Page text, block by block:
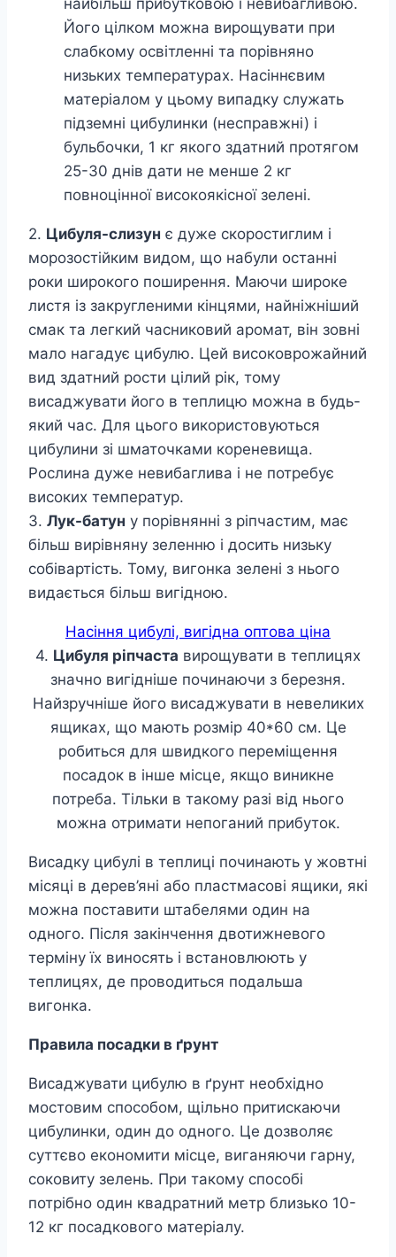
Його цілком можна вирощувати при
слабкому освітленні та порівняно
низьких температурах. Насіннєвим
матеріалом у цьому випадку служать
підземні цибулинки (несправжні) і
бульбочки, 1 кг якого здатний протягом
25-30 днів дати не менше 2 кг
повноцінної високоякісної зелені.
2. Цибуля-слизун є дуже скоростиглим і
морозостійким видом, що набули останні
роки широкого поширення. Маючи широке
листя із закругленими кінцями, найніжніший
смак та легкий часниковий аромат, він зовні
мало нагадує цибулю. Цей високоврожайний
вид здатний рости цілий рік, тому
висаджувати його в теплицю можна в будь-
який час. Для цього використовуються
цибулини зі шматочками кореневища.
Рослина дуже невибаглива і не потребує
високих температур.
3. Лук-батун у порівнянні з ріпчастим, має
більш вирівняну зеленню і досить низьку
собівартість. Тому, вигонка зелені з нього
видається більш вигідною.
Насіння цибулі, вигідна оптова ціна
4. Цибуля ріпчаста вирощувати в теплицях
значно вигідніше починаючи з березня.
Найзручніше його висаджувати в невеликих
ящиках, що мають розмір 40*60 см. Це
робиться для швидкого переміщення
посадок в інше місце, якщо виникне
потреба. Тільки в такому разі від нього
можна отримати непоганий прибуток.
Висадку цибулі в теплиці починають у жовтні
місяці в дерев’яні або пластмасові ящики, які
можна поставити штабелями один на
одного. Після закінчення двотижневого
терміну їх виносять і встановлюють у
теплицях, де проводиться подальша
вигонка.
Правила посадки в ґрунт
Висаджувати цибулю в ґрунт необхідно
мостовим способом, щільно притискаючи
цибулинки, один до одного. Це дозволяє
суттєво економити місце, виганяючи гарну,
соковиту зелень. При такому способі
потрібно один квадратний метр близько 10-
12 кг посадкового матеріалу.